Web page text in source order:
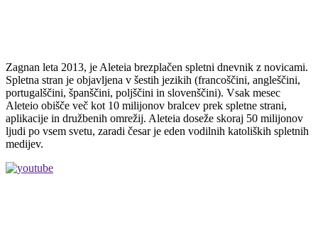
Zagnan leta 2013, je Aleteia brezplačen spletni dnevnik z novicami.
Spletna stran je objavljena v šestih jezikih (francoščini, angleščini,
portugalščini, španščini, poljščini in slovenščini). Vsak mesec
Aleteio obišče več kot 10 milijonov bralcev prek spletne strani,
aplikacije in družbenih omrežij. Aleteia doseže skoraj 50 milijonov
ljudi po vsem svetu, zaradi česar je eden vodilnih katoliških spletnih
medijev.